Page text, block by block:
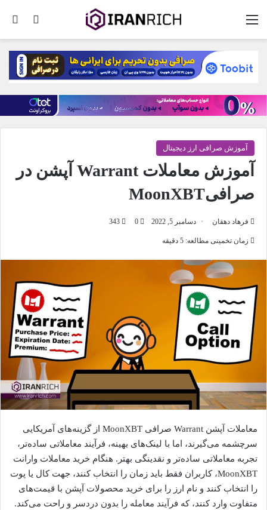
تغییر منو
آموزش صرافی ارز دیجیتال
آموزش معاملات Warrant آپشن در
صرافیMoonXBT
فرهاد دهقان دسامبر 5, 2022 0
343
زمان تخمینی مطالعه: 5 دقیقه
معاملات آپشن Warrant صرافی MoonXBT از گزینه‌های آمریکایی
سرچشمه می‌گیرند، اما با لینک‌های بهینه، فرآیند معاملاتی ساده‌تر،
تجربه معاملاتی ساده‌تر و نقدینگی بهتر. هنگام خرید معاملات وارانت
MoonXBT، کاربران فقط باید زمان را انتخاب کنند، جهت کال یا پوت
را انتخاب کنند و نام ارز را برای خرید محصولات آپشن با قیمت‌های
متفاوت وارد کنند، که فرآیند معامله را بدون دردسر و راحت می‌کند.